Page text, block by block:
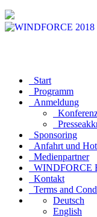
Start
Programm
Anmeldung
Sponsoring
Anfahrt und
Medienpartner
WINDFORCE
Kontakt
Terms and
Deutsch
English